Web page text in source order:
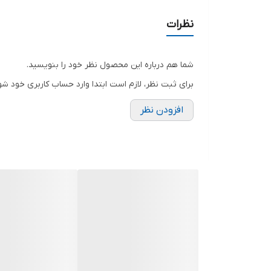
◾ملحقات :
✓ یک یا دو عدد لگن تمام استنلس استیل
نظرات
شما هم درباره این محصول نظر خود را بنویسید.
برای ثبت نظر، لازم است ابتدا وارد حساب کاربری خود
افزودن نظر